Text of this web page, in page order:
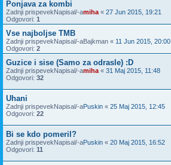
Ponjava za kombi
Zadnji prispevekNapisal/-amiha « 27 Jun 2015, 19:21
Odgovori: 1
Vse najboljse TMB
Zadnji prispevekNapisal/-aBajkman « 11 Jun 2015, 20:00
Odgovori: 2
Guzice i sise (Samo za odrasle) :D
Zadnji prispevekNapisal/-amiha « 31 Maj 2015, 11:48
Odgovori: 32
Uhani
Zadnji prispevekNapisal/-aPuskin « 25 Maj 2015, 12:45
Odgovori: 22
Bi se kdo pomeril?
Zadnji prispevekNapisal/-aPuskin « 20 Maj 2015, 16:52
Odgovori: 11